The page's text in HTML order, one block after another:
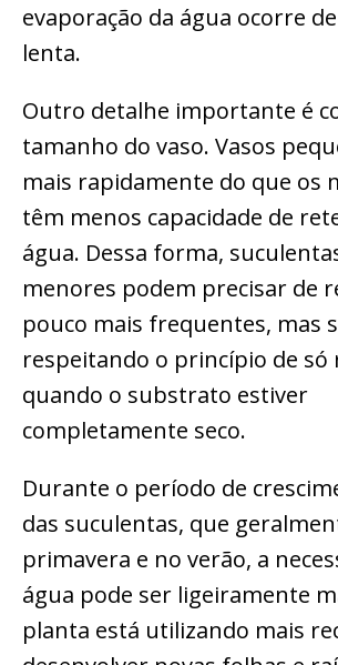
evaporação da água ocorre
lenta.
Outro detalhe importante é
tamanho do vaso. Vasos
mais rapidamente do que os
têm menos capacidade de
água. Dessa forma,
menores podem precisar de
pouco mais frequentes, mas
respeitando o princípio de só
quando o substrato estiver
completamente seco.
Durante o período de
das suculentas, que
primavera e no verão, a
água pode ser ligeiramente
planta está utilizando mais